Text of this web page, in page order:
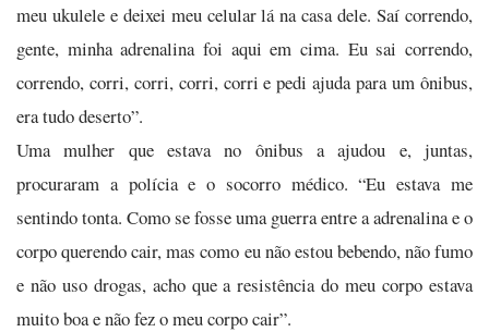
meu ukulele e deixei meu celular lá na casa dele. Saí correndo,
gente, minha adrenalina foi aqui em cima. Eu sai correndo,
correndo, corri, corri, corri, corri e pedi ajuda para um ônibus,
era tudo deserto”.
Uma mulher que estava no ônibus a ajudou e, juntas,
procuraram a polícia e o socorro médico. “Eu estava me
sentindo tonta. Como se fosse uma guerra entre a adrenalina e o
corpo querendo cair, mas como eu não estou bebendo, não fumo
e não uso drogas, acho que a resistência do meu corpo estava
muito boa e não fez o meu corpo cair”.